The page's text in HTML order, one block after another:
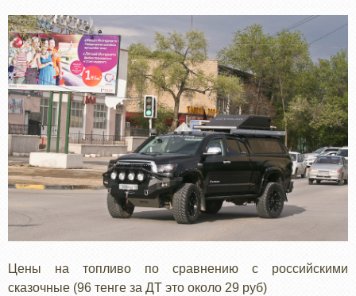
Цены на топливо по сравнению с российскими
сказочные (96 тенге за ДТ это около 29 руб)